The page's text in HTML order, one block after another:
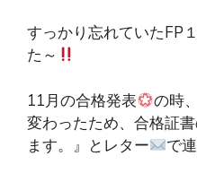
すっかり忘れていたFP
た～
11月の合格発表
の時
変わったため、合格証
ます。』とレター
で